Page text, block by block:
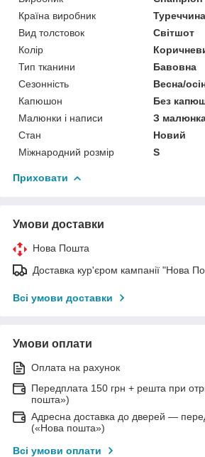
Країна виробник
Туреччина
Вид толстовок
Світшот
Колір
Тип тканини
Бавовна
Сезонність
Весна/
Капюшон
Без
Малюнки і написи
З
Стан
Новий
Міжнародний розмір
S
Приховати
Умови доставки
Нова Пошта
Доставка кур'єром кампанії "Нова
Всі умови доставки
Умови оплати
Оплата на рахунок
Передплата 150 грн + решта при
пошта»)
Адресна доставка до дверей —
(«Нова пошта»)
Всі умови оплати